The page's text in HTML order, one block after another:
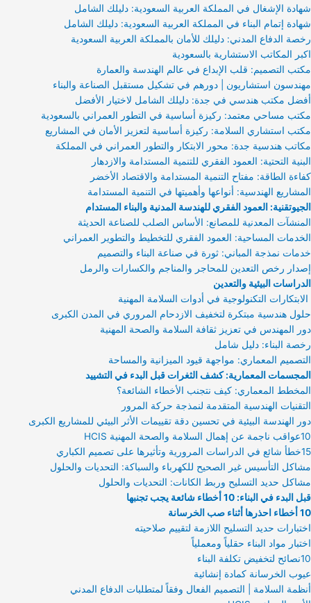
شهادة الإشغال في المملكة العربية السعودية: دليلك الشامل
شهادة إتمام البناء في المملكة العربية السعودية: دليلك الشامل
رخصة الدفاع المدني: دليلك للأمان بالمملكة العربية السعودية
اكبر المكاتب الاستشارية بالسعودية
مكتب التصميم: قلب الإبداع في عالم الهندسة والعمارة
مهندسون استشاريون | دورهم في تشكيل مستقبل الصناعة والبناء
أفضل مكتب هندسي في جدة: دليلك الشامل لاختيار الأفضل
مكتب مساحي معتمد: ركيزة أساسية في التطور العمراني بالسعودية
مكتب استشاري السلامة: ركيزة أساسية لتعزيز الأمان في المشاريع
مكاتب هندسية جدة: محور الابتكار والتطور العمراني في المملكة
البنية التحتية: العمود الفقري للتنمية المستدامة والازدهار
كفاءة الطاقة: مفتاح التنمية المستدامة والاقتصاد الأخضر
المشاريع الهندسية: أنواعها وأهميتها في التنمية المستدامة
الجيوتقنية: العمود الفقري للهندسة المدنية والبناء المستدام
المنشآت المعدنية للمصانع: الأساس الصلب للصناعة الحديثة
الخدمات المساحية: العمود الفقري للتخطيط والتطوير العمراني
خدمات نمذجة المباني: ثورة في صناعة البناء والتصميم
إصدار رخص التعدين للمحاجر والمناجم والكسارات والرمل
الدراسات البيئية والتعدين
الابتكارات التكنولوجية في أدوات السلامة المهنية
حلول هندسية مبتكرة لتخفيف الازدحام المروري في المدن الكبرى
دور المهندس في تعزيز ثقافة السلامة والصحة المهنية
رخصة البناء: دليل شامل
التصميم المعماري: مواجهة قيود الميزانية والمساحة
المجسمات المعمارية: كشف الثغرات قبل البدء في التشييد
المخطط المعماري: كيف نتجنب الأخطاء الشائعة؟
التقنيات الهندسية المتقدمة لنمذجة حركة المرور
دور الهندسة البيئية في تحسين دقة تقييمات الأثر البيئي للمشاريع الكبرى
10عواقب ناجمة عن إهمال السلامة والصحة المهنية HCIS
15خطأ شائع في الدراسات المرورية وتأثيرها على تصميم الكباري
مشاكل التأسيس غير الصحيح للكهرباء والسباكة: التحديات والحلول
مشاكل حديد التسليح وربط الكانات: التحديات والحلول
قبل البدء في البناء: 10 أخطاء شائعة يجب تجنبها
10 أخطاء احذرها أثناء صب الخرسانة
اختبارات حديد التسليح اللازمة لتقييم صلاحيته
اختبار مواد البناء حقلياً ومعملياً
10نصائح لتخفيض تكلفة البناء
عيوب الخرسانة كمادة إنشائية
أنظمة السلامة | التصميم الفعال وفقاً لمتطلبات الدفاع المدني